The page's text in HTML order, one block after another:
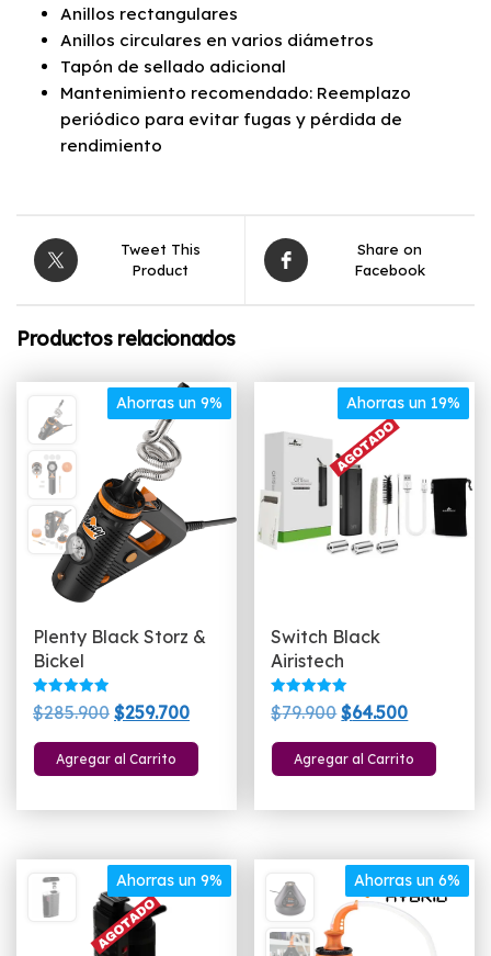
Anillos rectangulares
Anillos circulares en varios diámetros
Tapón de sellado adicional
Mantenimiento recomendado: Reemplazo
periódico para evitar fugas y pérdida de
rendimiento
Tweet This
Product
Share on
Facebook
Productos relacionados
Ahorras un 9%
Plenty Black Storz &
Bickel
Valorado
con
de 5
$285.900 El
precio
original
$259.700El
precio
actual
Agregar al Carrito
Ahorras un 19%
Switch Black
Airistech
Valorado
con
de 5
$79.900El
precio
original
$64.500El
precio
actual
Agregar al Carrito
Ahorras un 9% Ahorras un 6%